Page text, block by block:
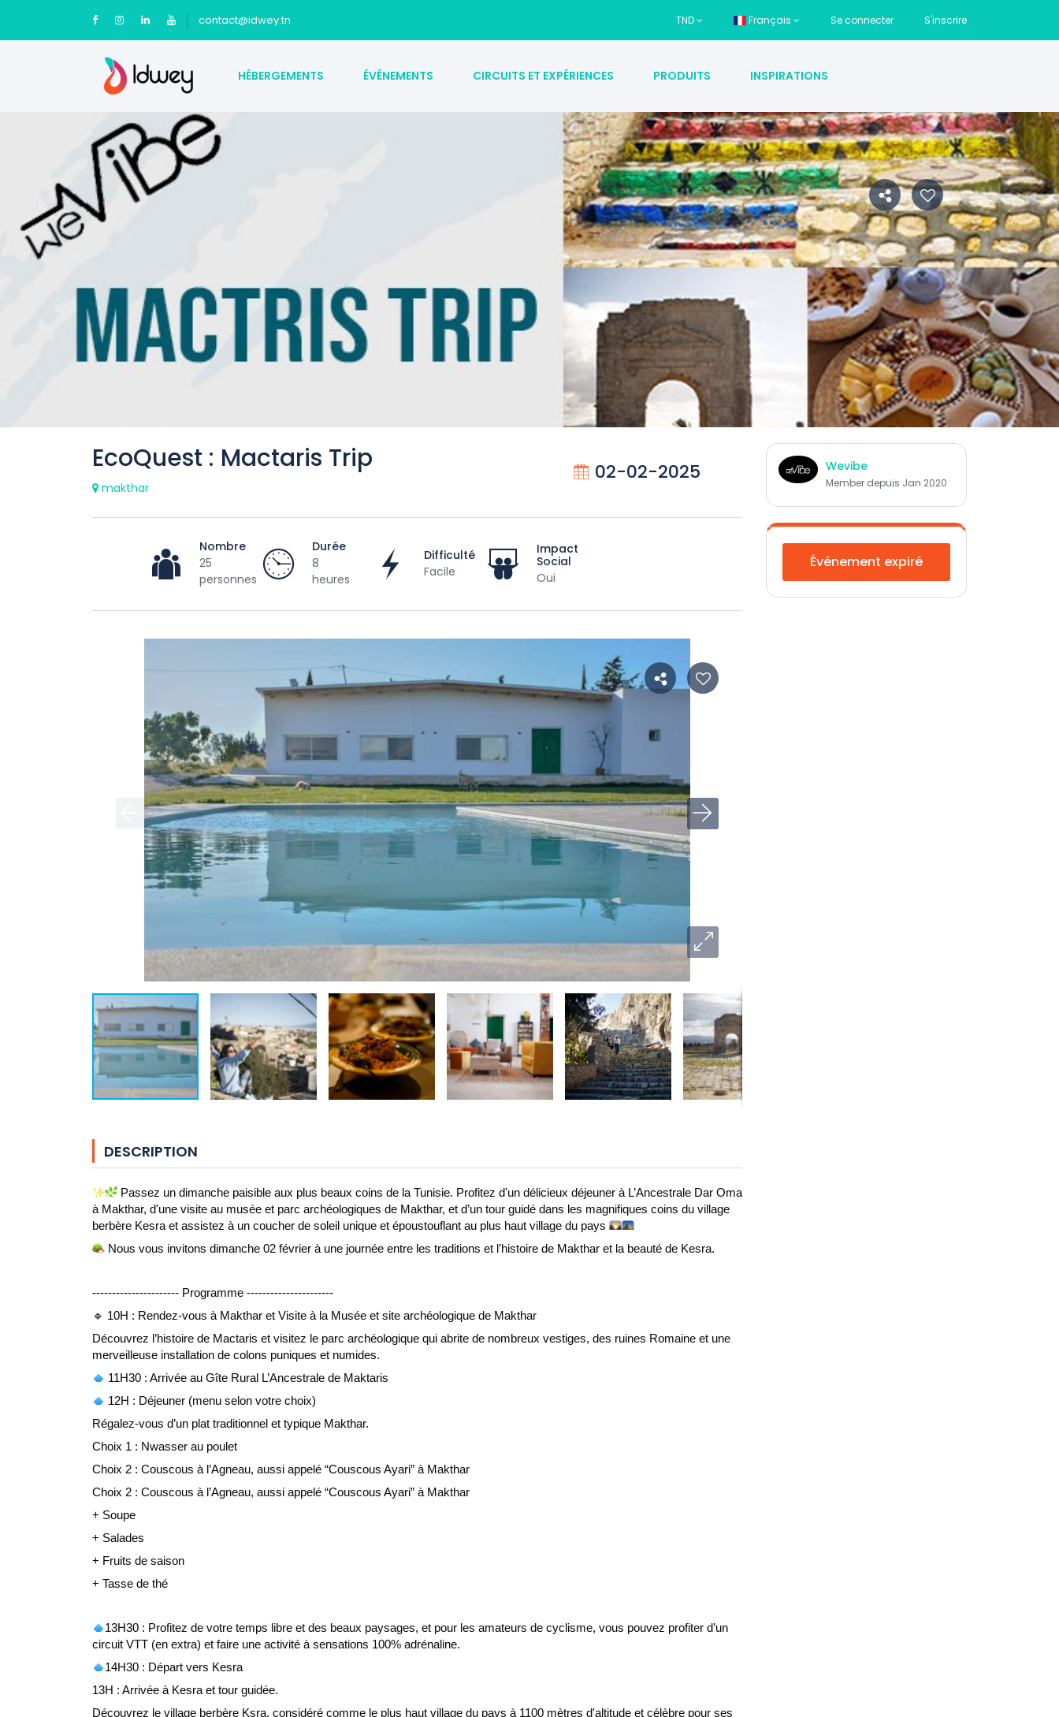
contact@idwey.tn TND Français Se connecter S'inscrire
HÉBERGEMENTS ÉVÉNEMENTS CIRCUITS ET EXPÉRIENCES PRODUITS INSPIRATIONS
EcoQuest : Mactaris Trip
makthar
02-02-2025
Nombre
25
personnes
Durée
8
heures
Difficulté
Facile
Impact
Social
Oui
DESCRIPTION
Passez un dimanche paisible aux plus beaux coins de la Tunisie. Profitez d'un délicieux déjeuner à L’Ancestrale Dar Oma
à Makthar, d'une visite au musée et parc archéologiques de Makthar, et d’un tour guidé dans les magnifiques coins du village
berbère Kesra et assistez à un coucher de soleil unique et époustouflant au plus haut village du pays
Nous vous invitons dimanche 02 février à une journée entre les traditions et l’histoire de Makthar et la beauté de Kesra.
---------------------- Programme ----------------------
🔹 10H : Rendez-vous à Makthar et Visite à la Musée et site archéologique de Makthar
Découvrez l’histoire de Mactaris et visitez le parc archéologique qui abrite de nombreux vestiges, des ruines Romaine et une
merveilleuse installation de colons puniques et numides.
11H30 : Arrivée au Gîte Rural L’Ancestrale de Maktaris
12H : Déjeuner (menu selon votre choix)
Régalez-vous d’un plat traditionnel et typique Makthar.
Choix 1 : Nwasser au poulet
Choix 2 : Couscous à l’Agneau, aussi appelé “Couscous Ayari” à Makthar
Choix 2 : Couscous à l’Agneau, aussi appelé “Couscous Ayari” à Makthar
+ Soupe
+ Salades
+ Fruits de saison
+ Tasse de thé
13H30 : Profitez de votre temps libre et des beaux paysages, et pour les amateurs de cyclisme, vous pouvez profiter d’un
circuit VTT (en extra) et faire une activité à sensations 100% adrénaline.
14H30 : Départ vers Kesra
13H : Arrivée à Kesra et tour guidée.
Découvrez le village berbère Ksra, considéré comme le plus haut village du pays à 1100 mètres d'altitude et célèbre pour ses
Wevibe
Member depuis Jan 2020
Événement expiré